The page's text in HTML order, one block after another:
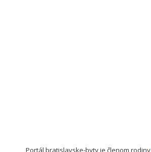
Portál bratislavske-byty je členom rodiny